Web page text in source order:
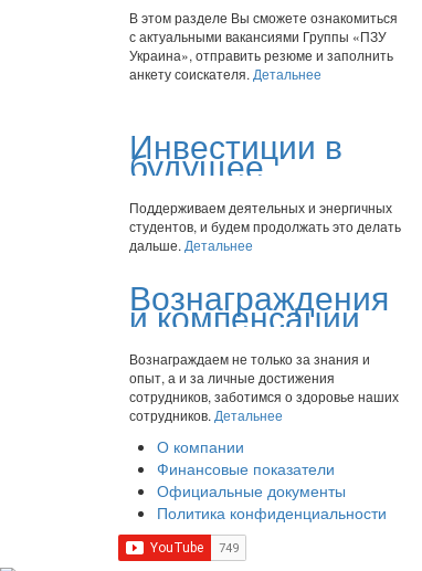
В этом разделе Вы сможете ознакомиться
с актуальными вакансиями Группы «ПЗУ
Украина», отправить резюме и заполнить
анкету соискателя. Детальнее
Инвестиции в
будущее
Поддерживаем деятельных и энергичных
студентов, и будем продолжать это делать
дальше. Детальнее
Вознаграждения
и компенсации
Вознаграждаем не только за знания и
опыт, а и за личные достижения
сотрудников, заботимся о здоровье наших
сотрудников. Детальнее
О компании
Финансовые показатели
Официальные документы
Политика конфиденциальности